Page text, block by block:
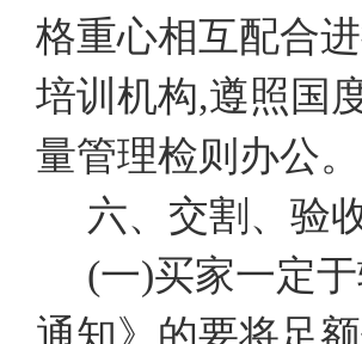
格重心相互配合
培训机构,遵照国
量管理检则办公。
六、交割、验
(一)买家一定
通知》的要将足